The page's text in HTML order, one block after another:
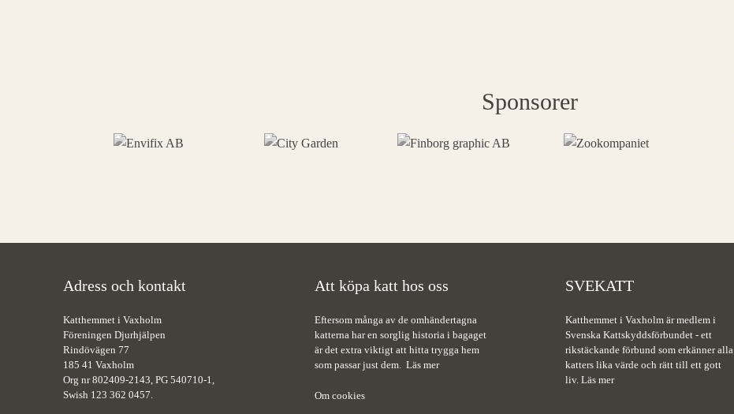
Sponsorer
Adress och kontakt
Katthemmet i Vaxholm
Föreningen Djurhjälpen
Rindövägen 77
185 41 Vaxholm
Org nr 802409-2143, PG 540710-1,
Swish 123 362 0457.
Att köpa katt hos oss
Eftersom många av de omhändertagna
katterna har en sorglig historia i bagaget
är det extra viktigt att hitta trygga hem
som passar just dem. Läs mer
Om cookies
SVEKATT
Katthemmet i Vaxholm är medlem i
Svenska Kattskyddsförbundet - ett
rikstäckande förbund som erkänner alla
katters lika värde och rätt till ett gott
liv. Läs mer